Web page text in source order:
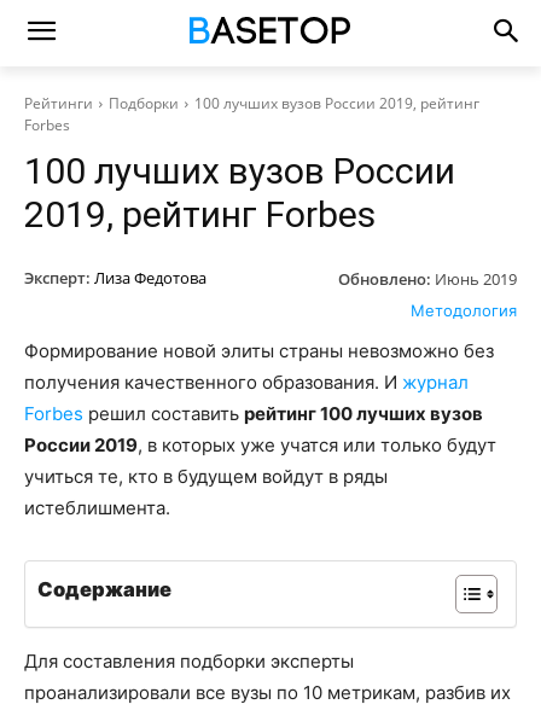
Рейтинги Подборки
100 лучших вузов России 2019, рейтинг
Forbes
100 лучших вузов России
2019, рейтинг Forbes
Эксперт: Лиза Федотова Обновлено: Июнь 2019
Методология
Формирование новой элиты страны невозможно без
получения качественного образования. И журнал
Forbes решил составить рейтинг 100 лучших вузов
России 2019, в которых уже учатся или только будут
учиться те, кто в будущем войдут в ряды
истеблишмента.
Содержание
Для составления подборки эксперты
проанализировали все вузы по 10 метрикам, разбив их